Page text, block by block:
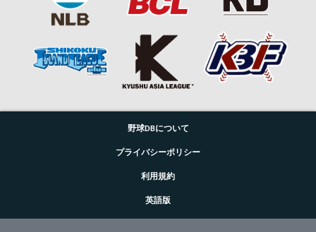
野球DBについて
プライバシーポリシー
利用規約
英語版